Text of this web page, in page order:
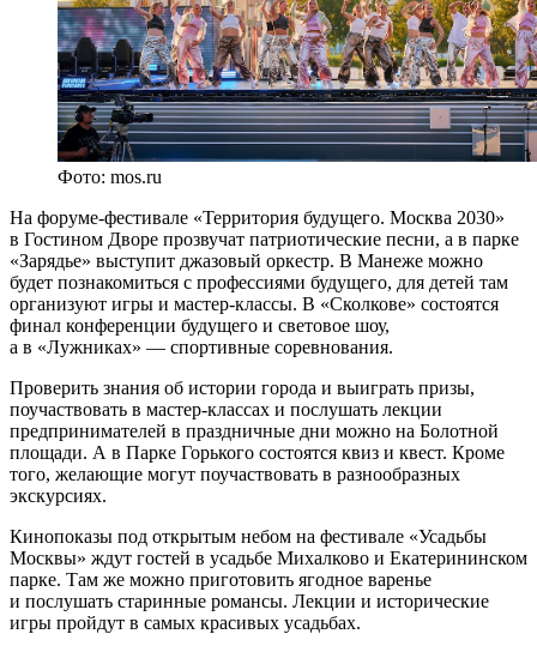
Фото: mos.ru
На форуме-фестивале «Территория будущего. Москва 2030»
в Гостином Дворе прозвучат патриотические песни, а в парке
«Зарядье» выступит джазовый оркестр. В Манеже можно
будет познакомиться с профессиями будущего, для детей там
организуют игры и мастер-классы. В «Сколкове» состоятся
финал конференции будущего и световое шоу,
а в «Лужниках» — спортивные соревнования.
Проверить знания об истории города и выиграть призы,
поучаствовать в мастер-классах и послушать лекции
предпринимателей в праздничные дни можно на Болотной
площади. А в Парке Горького состоятся квиз и квест. Кроме
того, желающие могут поучаствовать в разнообразных
экскурсиях.
Кинопоказы под открытым небом на фестивале «Усадьбы
Москвы» ждут гостей в усадьбе Михалково и Екатерининском
парке. Там же можно приготовить ягодное варенье
и послушать старинные романсы. Лекции и исторические
игры пройдут в самых красивых усадьбах.